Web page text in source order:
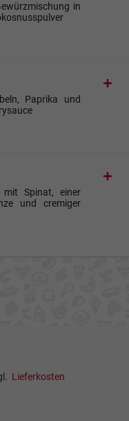
in
Paprika und
mit Spinat, einer
und cremiger
Lieferkosten